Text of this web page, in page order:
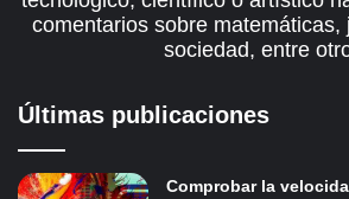
comentarios sobre matemáticas,
sociedad, entre
Últimas publicaciones
Comprobar la